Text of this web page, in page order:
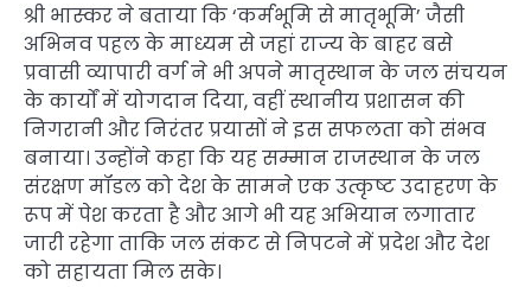
श्री भास्कर ने बताया कि ‘कर्मभूमि से मातृभूमि’ जैसी
अभिनव पहल के माध्यम से जहां राज्य के बाहर बसे
प्रवासी व्यापारी वर्ग ने भी अपने मातृस्थान के जल संचयन
के कार्यों में योगदान दिया, वहीं स्थानीय प्रशासन की
निगरानी और निरंतर प्रयासों ने इस सफलता को संभव
बनाया। उन्होंने कहा कि यह सम्मान राजस्थान के जल
संरक्षण मॉडल को देश के सामने एक उत्कृष्ट उदाहरण के
रूप में पेश करता है और आगे भी यह अभियान लगातार
जारी रहेगा ताकि जल संकट से निपटने में प्रदेश और देश
को सहायता मिल सके।